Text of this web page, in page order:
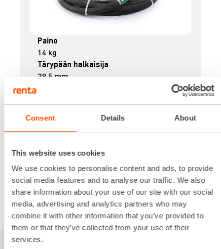
Consent Details About
This website uses cookies
We use cookies to personalise content and ads, to provide
social media features and to analyse our traffic. We also
share information about your use of our site with our social
media, advertising and analytics partners who may
combine it with other information that you’ve provided to
them or that they’ve collected from your use of their
services.
Paino
14 kg
Tärypään halkaisija
38.5 mm
1500 N
35,84 €/ pv
Seuraavat pv
Alv 0 %
VUOKRAA